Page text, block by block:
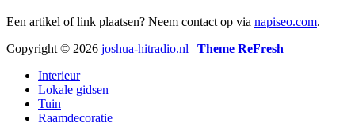
Een artikel of link plaatsen? Neem contact op via napiseo.com.
Copyright © 2026 joshua-hitradio.nl | Theme ReFresh
Interieur
Lokale gidsen
Tuin
Raamdecoratie